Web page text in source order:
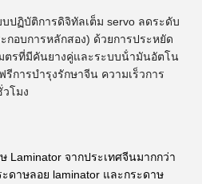
ปฏิบัติการดิจิทัลเต็ม servo ลดระดับ
กอบการหลักสอง) ด้วยการประหยัด
ตรที่มีคันยางคู่และระบบน้ํามันอัตโน
ารบํารุงรักษาจีน ความเร็วการ
โมง
Laminator จากประเทศจีนมากกว่า
ดาษลอย laminator และกระดาษ